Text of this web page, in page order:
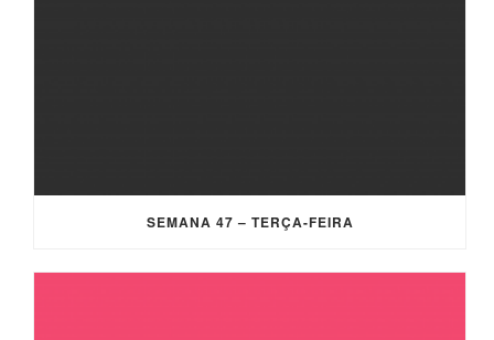
SEMANA 47 – TERÇA-FEIRA